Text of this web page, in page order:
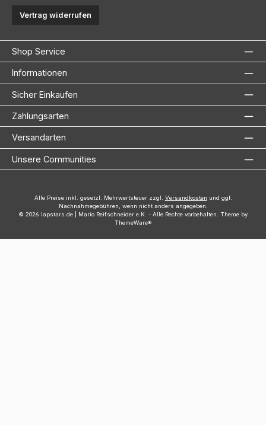
Vertrag widerrufen
Shop Service
Informationen
Sicher Einkaufen
Zahlungsarten
Versandarten
Unsere Communities
Alle Preise inkl. gesetzl. Mehrwertsteuer zzgl. Versandkosten und ggf.
Nachnahmegebühren, wenn nicht anders angegeben.
© 2026 lapstars.de | Mario Reifschneider e.K. - Alle Rechte vorbehalten. Theme by
ThemeWare®